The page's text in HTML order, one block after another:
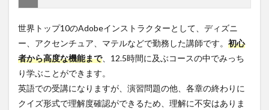
世界トップ10のAdobeインストラクターとして、ディズニ
ー、アクセンチュア、マテルなどで勤務した講師です。 初心
者から高度な機能まで、12.5時間に及ぶコースの中でみっち
り学ぶことができます。
英語での受講になりますが、演習問題の他、各章の終わりに
クイズ形式で理解度確認ができるため、理解に不安はありま